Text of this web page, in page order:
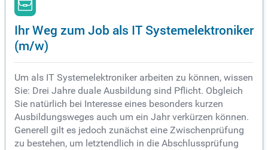
Ihr Weg zum Job als IT Systemelektroniker
(m/w)
Um als IT Systemelektroniker arbeiten zu können, wissen
Sie: Drei Jahre duale Ausbildung sind Pflicht. Obgleich
Sie natürlich bei Interesse eines besonders kurzen
Ausbildungsweges auch um ein Jahr verkürzen können.
Generell gilt es jedoch zunächst eine Zwischenprüfung
zu bestehen, um letztendlich in die Abschlussprüfung